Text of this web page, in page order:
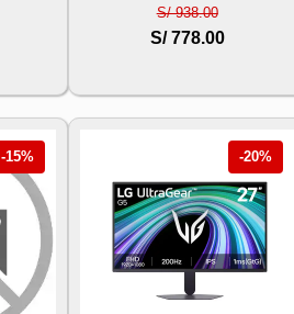
S/ 938.00
S/ 778.00
-15% -20%